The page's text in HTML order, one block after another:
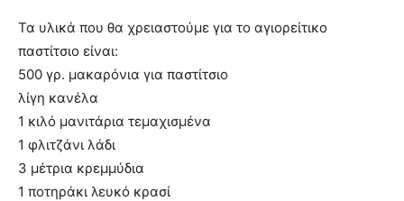
Τα υλικά που θα χρειαστούμε για το αγιορείτικο
παστίτσιο είναι:
500 γρ. μακαρόνια για παστίτσιο
λίγη κανέλα
1 κιλό μανιτάρια τεμαχισμένα
1 φλιτζάνι λάδι
3 μέτρια κρεμμύδια
1 ποτηράκι λευκό κρασί